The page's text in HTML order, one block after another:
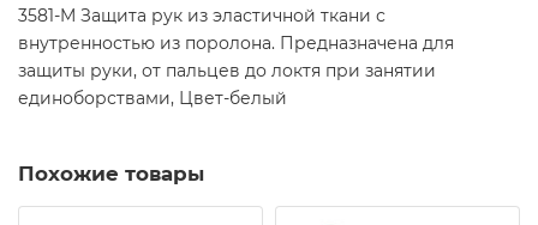
3581-M Защита рук из эластичной ткани с
внутренностью из поролона. Предназначена для
защиты руки, от пальцев до локтя при занятии
единоборствами, Цвет-белый
Похожие товары